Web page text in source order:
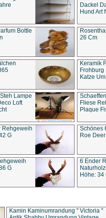
Dackel
Hund Art
Bottle
26 Cm
Keramik
Frohburg
Katze
Lampe
Loft
Fliese
Plaque
Rehgeweih
G
Schönes
Roe
G
6 Ender
Höhe: 34
Kamin Kaminumrandung " Victoria "